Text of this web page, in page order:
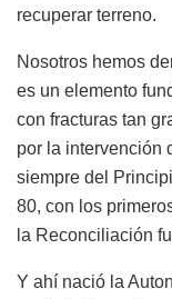
recuperar terreno.
Nosotros hemos
es un elemento
con fracturas tan
por la intervención
siempre del
80, con los
la Reconciliación
Y ahí nació la